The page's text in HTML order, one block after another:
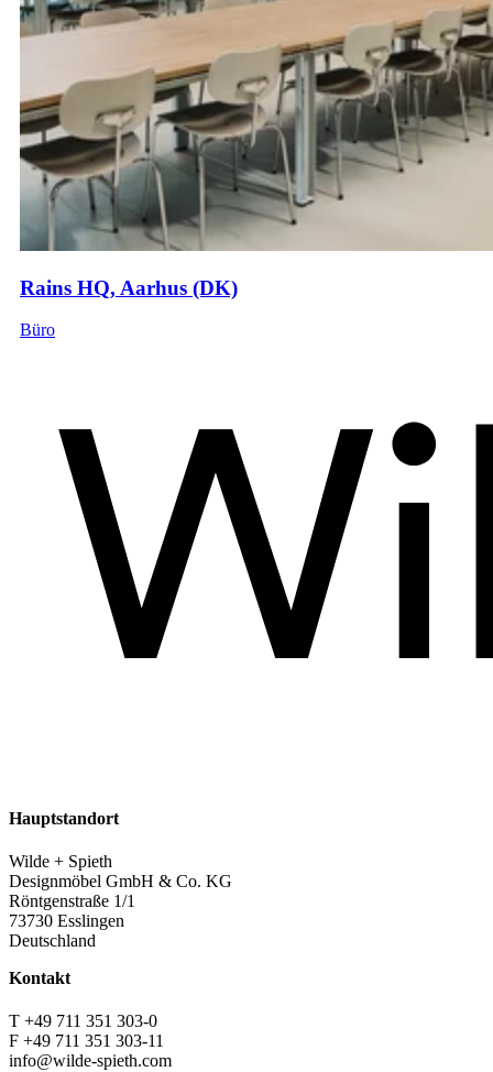
Rains HQ, Aarhus (DK)
Büro
Hauptstandort
Wilde + Spieth
Designmöbel GmbH & Co. KG
Röntgenstraße 1/1
73730 Esslingen
Deutschland
Kontakt
T +49 711 351 303-0
F +49 711 351 303-11
info@wilde-spieth.com